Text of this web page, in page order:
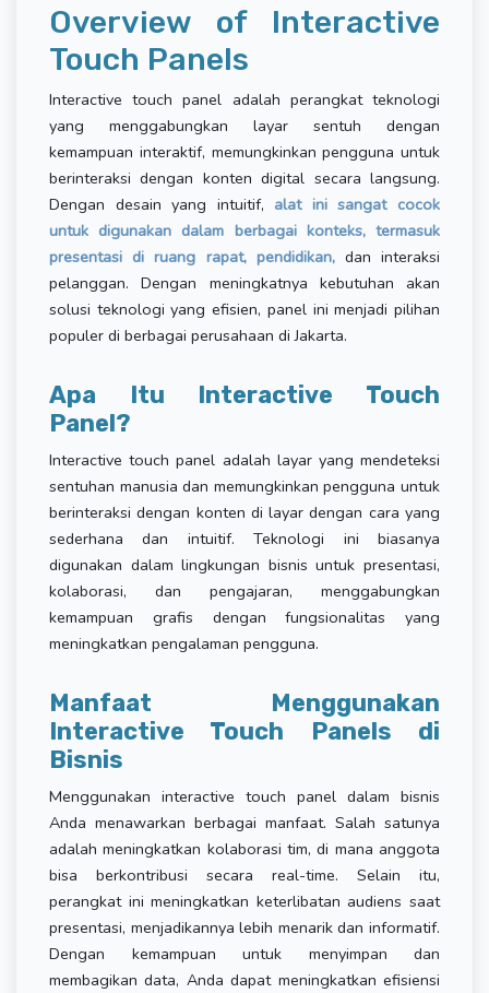
Overview of Interactive
Touch Panels
Interactive touch panel adalah perangkat teknologi
yang menggabungkan layar sentuh dengan
kemampuan interaktif, memungkinkan pengguna untuk
berinteraksi dengan konten digital secara langsung.
Dengan desain yang intuitif, alat ini sangat cocok
untuk digunakan dalam berbagai konteks, termasuk
presentasi di ruang rapat, pendidikan,dan interaksi
pelanggan. Dengan meningkatnya kebutuhan akan
solusi teknologi yang efisien, panel ini menjadi pilihan
populer di berbagai perusahaan di Jakarta.
Apa Itu Interactive Touch
Panel?
Interactive touch panel adalah layar yang mendeteksi
sentuhan manusia dan memungkinkan pengguna untuk
berinteraksi dengan konten di layar dengan cara yang
sederhana dan intuitif. Teknologi ini biasanya
digunakan dalam lingkungan bisnis untuk presentasi,
kolaborasi, dan pengajaran, menggabungkan
kemampuan grafis dengan fungsionalitas yang
meningkatkan pengalaman pengguna.
Manfaat Menggunakan
Interactive Touch Panels di
Bisnis
Menggunakan interactive touch panel dalam bisnis
Anda menawarkan berbagai manfaat. Salah satunya
adalah meningkatkan kolaborasi tim, di mana anggota
bisa berkontribusi secara real-time. Selain itu,
perangkat ini meningkatkan keterlibatan audiens saat
presentasi, menjadikannya lebih menarik dan informatif.
Dengan kemampuan untuk menyimpan dan
membagikan data, Anda dapat meningkatkan efisiensi